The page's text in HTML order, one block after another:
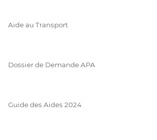
Aide au Transport
Dossier de Demande APA
Guide des Aides 2024